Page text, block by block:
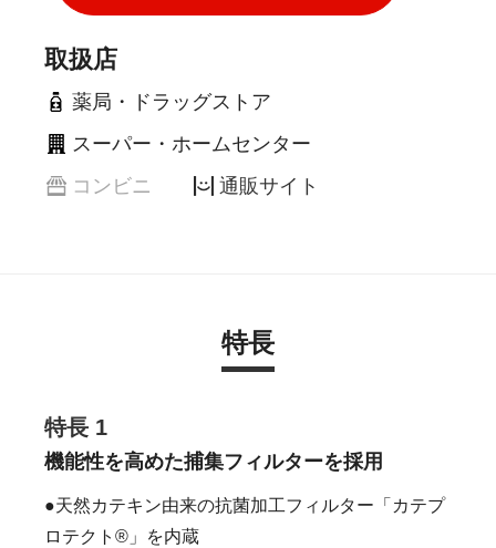
取扱店
薬局・ドラッグストア
スーパー・ホームセンター
コンビニ
通販サイト
特長
特長 1
機能性を高めた捕集フィルターを採用
●天然カテキン由来の抗菌加工フィルター「カテプ
ロテクト®」を内蔵